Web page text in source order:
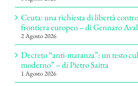
Ceuta: una richiesta di libertà
frontiera europeo – di Gennaro
2 Agosto 2026
Decreto “anti-maranza”: un testo
moderno” – di Pietro Saitta
1 Agosto 2026